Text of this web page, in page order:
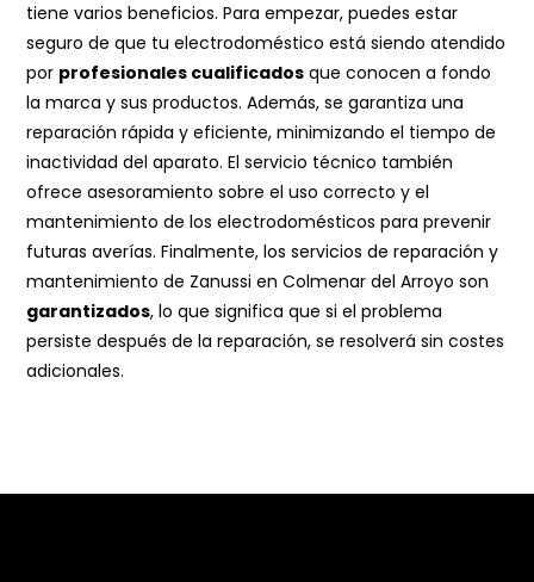
tiene varios beneficios. Para empezar, puedes estar
seguro de que tu electrodoméstico está siendo atendido
por profesionales cualificados que conocen a fondo
la marca y sus productos. Además, se garantiza una
reparación rápida y eficiente, minimizando el tiempo de
inactividad del aparato. El servicio técnico también
ofrece asesoramiento sobre el uso correcto y el
mantenimiento de los electrodomésticos para prevenir
futuras averías. Finalmente, los servicios de reparación y
mantenimiento de Zanussi en Colmenar del Arroyo son
garantizados, lo que significa que si el problema
persiste después de la reparación, se resolverá sin costes
adicionales.